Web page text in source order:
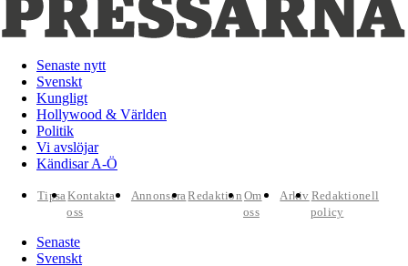
Senaste nytt
Svenskt
Kungligt
Hollywood & Världen
Politik
Vi avslöjar
Kändisar A-Ö
TipsaKontakta
oss
AnnonseraRedaktion Om
oss
Arkiv Redaktionell
policy
Senaste
Svenskt